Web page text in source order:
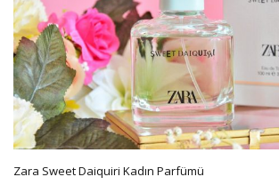
Zara Sweet Daiquiri Kadın Parfümü